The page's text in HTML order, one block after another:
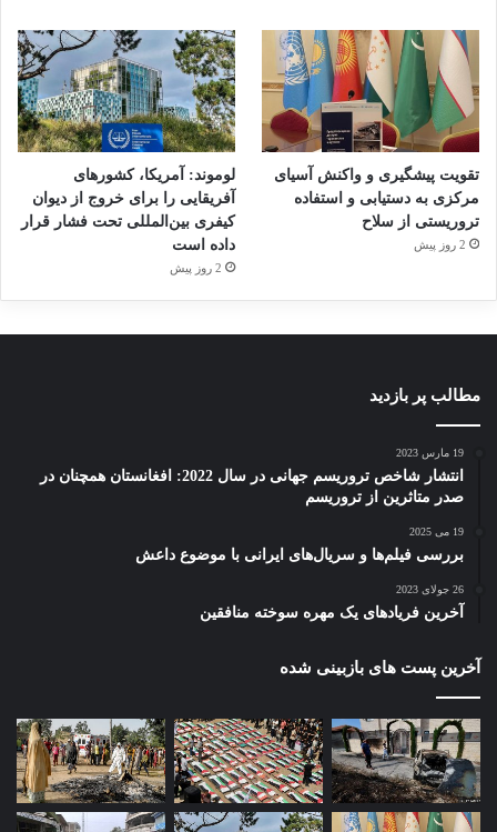
تقویت پیشگیری و واکنش آسیای
مرکزی به دستیابی و استفاده
تروریستی از سلاح
2 روز پیش
لوموند: آمریکا، کشورهای
آفریقایی را برای خروج از دیوان
کیفری بین‌المللی تحت فشار قرار
داده است
2 روز پیش
مطالب پر بازدید
19 مارس 2023
انتشار شاخص تروریسم جهانی در سال 2022: افغانستان همچنان در
صدر متاثرین از تروریسم
19 می 2025
بررسی فیلم‌ها و سریال‌های ایرانی با موضوع داعش
26 جولای 2023
آخرین فریادهای یک مهره سوخته منافقین
آخرین پست های بازبینی شده